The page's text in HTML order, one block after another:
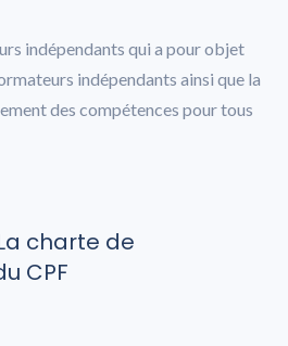
indépendants qui a pour objet
indépendants ainsi que la
des compétences pour tous
charte de
CPF